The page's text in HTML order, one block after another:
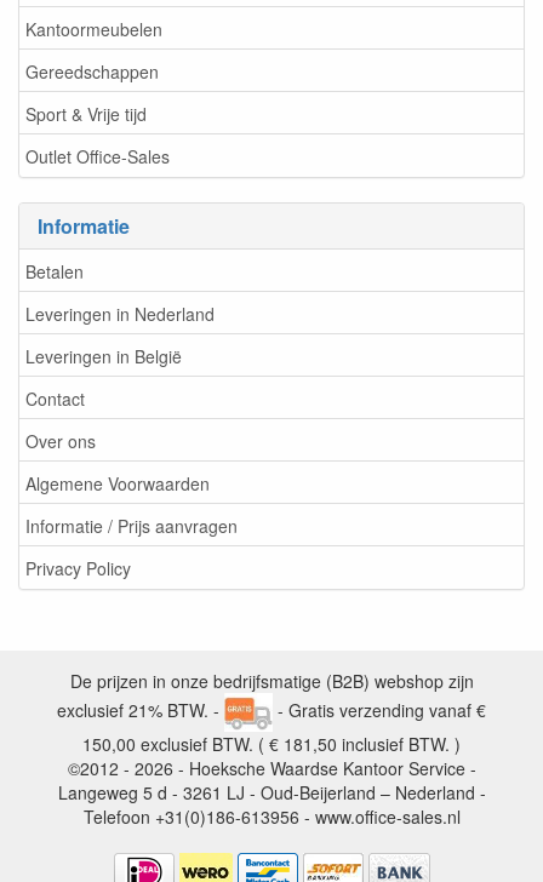
Kantoormeubelen
Gereedschappen
Sport & Vrije tijd
Outlet Office-Sales
Informatie
Betalen
Leveringen in Nederland
Leveringen in België
Contact
Over ons
Algemene Voorwaarden
Informatie / Prijs aanvragen
Privacy Policy
De prijzen in onze bedrijfsmatige (B2B) webshop zijn
exclusief 21% BTW. -
- Gratis verzending vanaf €
150,00 exclusief BTW. ( € 181,50 inclusief BTW. )
©2012 - 2026 - Hoeksche Waardse Kantoor Service -
Langeweg 5 d - 3261 LJ - Oud-Beijerland – Nederland -
Telefoon +31(0)186-613956 - www.office-sales.nl